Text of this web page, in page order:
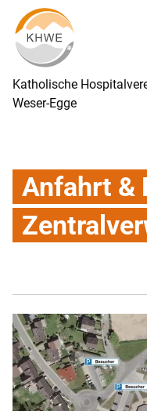
Katholische
Weser-Egge
Anfahrt &